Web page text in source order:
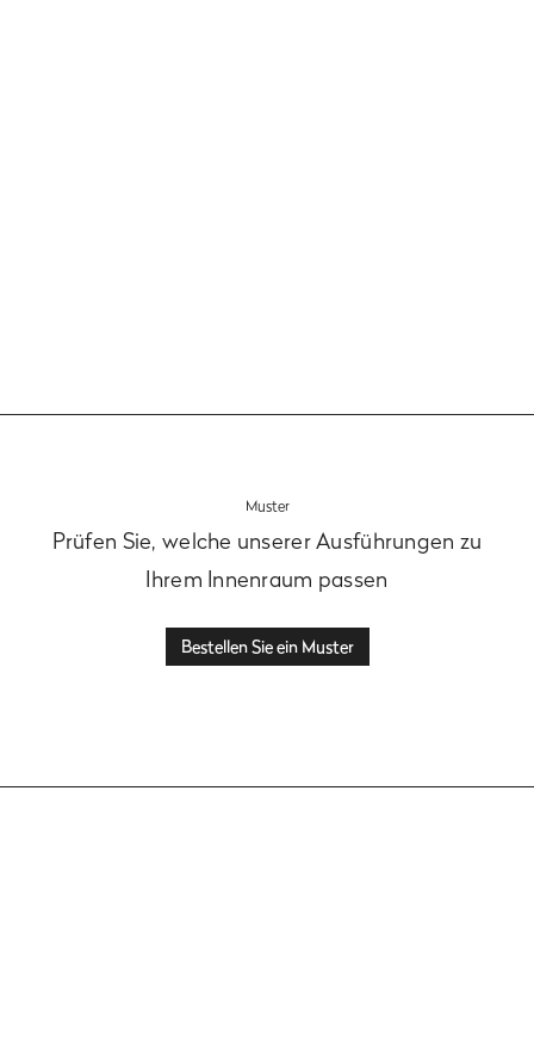
Muster
Prüfen Sie, welche unserer Ausführungen zu
Ihrem Innenraum passen
Bestellen Sie ein Muster